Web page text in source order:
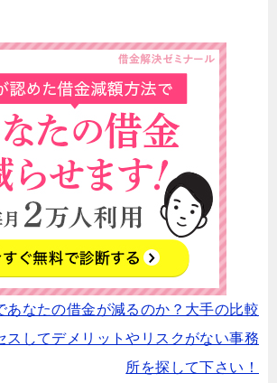
あなたの借金が減るのか？大手の比較
スしてデメリットやリスクがない事務
所を探して下さい！